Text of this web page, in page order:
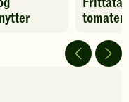
har
5
av
tomater